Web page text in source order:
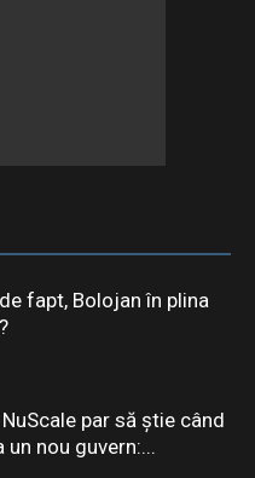
fapt, Bolojan în plina
par să știe când
un nou guvern:...